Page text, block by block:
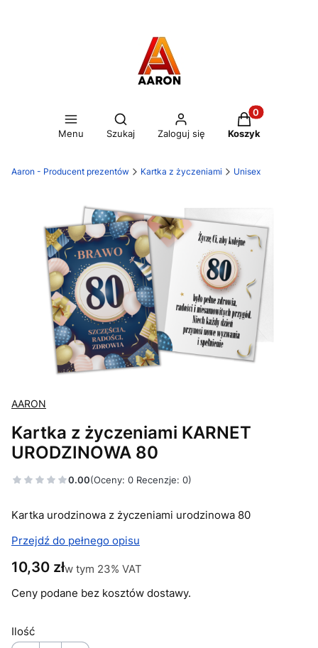
Menu
Otwórz wyszukiwarkę
Szukaj Zaloguj się
Produkty w
Koszyk
Aaron - Producent prezentów Kartka z życzeniami Unisex
AARON
Kartka z życzeniami KARNET
URODZINOWA 80
0.00(Oceny: 0 Recenzje: 0)
Kartka urodzinowa z życzeniami urodzinowa 80
Przejdź do pełnego opisu
Cena
10,30 złw tym 23% VAT
w tym 23% VAT
Ceny podane bez kosztów dostawy.
Ilość